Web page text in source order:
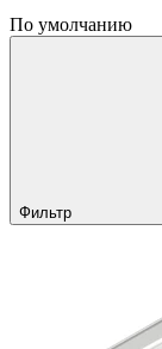
По умолчанию
Фильтр